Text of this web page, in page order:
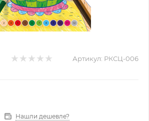
Артикул: РКСЦ-006
Нашли дешевле?